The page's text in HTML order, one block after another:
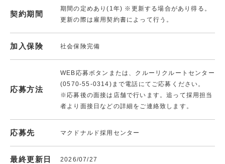
契約期間
期間の定めあり(1年) ※更新する場合があり得る。
更新の際は雇用契約書によって行う。
加入保険 社会保険完備
応募方法
WEB応募ボタンまたは、クルーリクルートセンター
(0570-55-0314)まで電話にてご応募ください。
※応募後の面接は店舗で行います。追って採用担当
者より面接日などの詳細をご連絡致します。
応募先 マクドナルド採用センター
最終更新日 2026/07/27